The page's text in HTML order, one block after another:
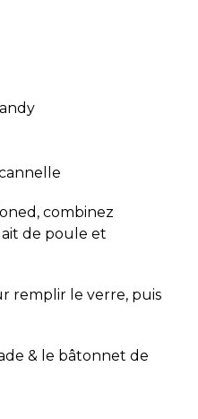
combinez
de poule et
remplir le verre, puis
& le bâtonnet de